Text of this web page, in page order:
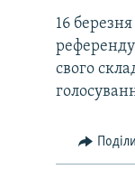
16
свого